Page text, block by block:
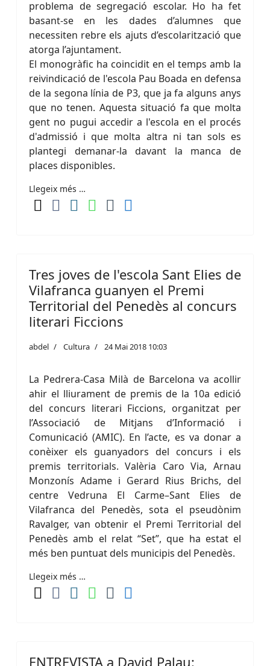
problema de segregació escolar. Ho ha fet
basant-se en les dades d’alumnes que
necessiten rebre els ajuts d’escolarització que
atorga l’ajuntament.
El monogràfic ha coincidit en el temps amb la
reivindicació de l'escola Pau Boada en defensa
de la segona línia de P3, que ja fa alguns anys
que no tenen. Aquesta situació fa que molta
gent no pugui accedir a l'escola en el procés
d'admissió i que molta altra ni tan sols es
plantegi demanar-la davant la manca de
places disponibles.
Llegeix més …
Tres joves de l'escola Sant Elies de
Vilafranca guanyen el Premi
Territorial del Penedès al concurs
literari Ficcions
abdel Cultura 24 Mai 2018 10:03
La Pedrera-Casa Milà de Barcelona va acollir
ahir el lliurament de premis de la 10a edició
del concurs literari Ficcions, organitzat per
l’Associació de Mitjans d’Informació i
Comunicació (AMIC). En l’acte, es va donar a
conèixer els guanyadors del concurs i els
premis territorials. Valèria Caro Via, Arnau
Monzonís Adame i Gerard Rius Brichs, del
centre Vedruna El Carme–Sant Elies de
Vilafranca del Penedès, sota el pseudònim
Ravalger, van obtenir el Premi Territorial del
Penedès amb el relat “Set”, que ha estat el
més ben puntuat dels municipis del Penedès.
Llegeix més …
ENTREVISTA a David Palau: